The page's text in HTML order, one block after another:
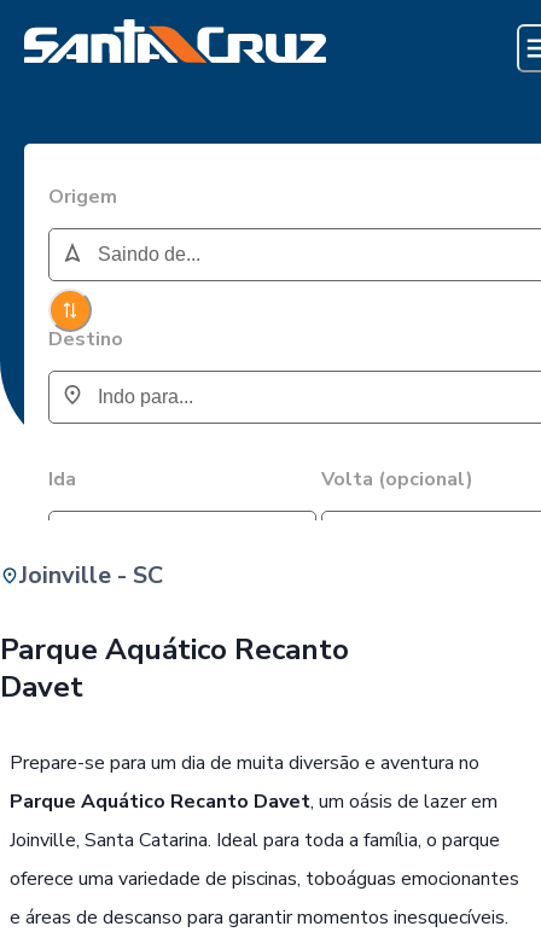
Origem
Destino
Ida Volta (opcional)
Joinville - SC
Parque Aquático Recanto
Davet
Prepare-se para um dia de muita diversão e aventura no
Parque Aquático Recanto Davet, um oásis de lazer em
Joinville, Santa Catarina. Ideal para toda a família, o parque
oferece uma variedade de piscinas, toboáguas emocionantes
e áreas de descanso para garantir momentos inesquecíveis.